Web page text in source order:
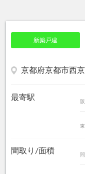
新築戸建
京都府京都市西京
最寄駅
間取り/面積